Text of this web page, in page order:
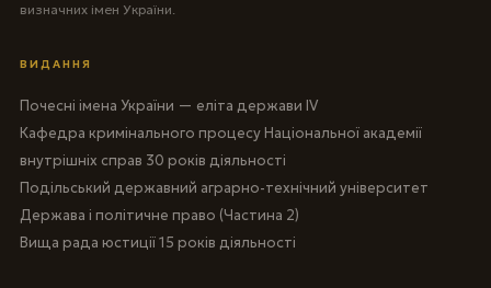
визначних імен України.
ВИДАННЯ
Почесні імена України — еліта держави IV
Кафедра кримінального процесу Національної академії
внутрішніх справ 30 років діяльності
Подільський державний аграрно-технічний університет
Держава і політичне право (Частина 2)
Вища рада юстиції 15 років діяльності